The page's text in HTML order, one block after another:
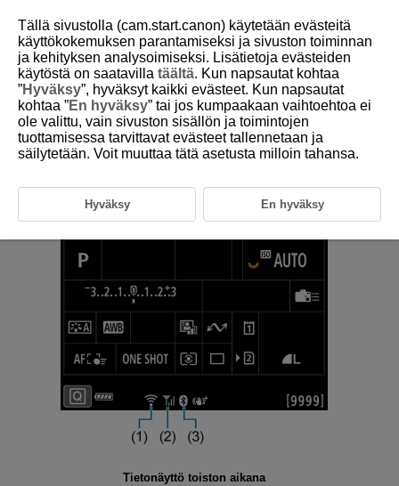
D388-199
Langattoman tiedonsiirron tila
Langattoman tiedonsiirron tila voidaan tarkistaa näytöstä.
Pikavalintanäyttö
Tietonäyttö toiston aikana
Tällä sivustolla (cam.start.canon) käytetään evästeitä
käyttökokemuksen parantamiseksi ja sivuston toiminnan
ja kehityksen analysoimiseksi. Lisätietoja evästeiden
käytöstä on saatavilla täältä. Kun napsautat kohtaa
”Hyväksy”, hyväksyt kaikki evästeet. Kun napsautat
kohtaa ”En hyväksy” tai jos kumpaakaan vaihtoehtoa ei
ole valittu, vain sivuston sisällön ja toimintojen
tuottamisessa tarvittavat evästeet tallennetaan ja
säilytetään. Voit muuttaa tätä asetusta milloin tahansa.
Hyväksy En hyväksy